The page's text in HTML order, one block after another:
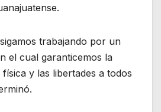
trabajando por un
el cual garanticemos la
y las libertades a todos